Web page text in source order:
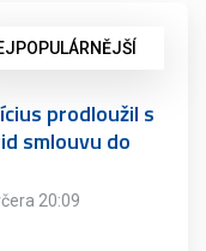
prodloužil s
smlouvu do
20:09